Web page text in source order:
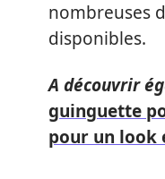
nombreuses
disponibles.
A découvrir
guinguette
pour un look